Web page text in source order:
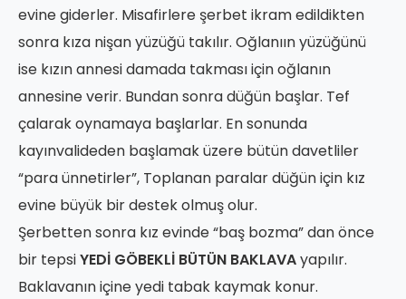
evine giderler. Misafirlere şerbet ikram edildikten
sonra kıza nişan yüzüğü takılır. Oğlanıın yüzüğünü
ise kızın annesi damada takması için oğlanın
annesine verir. Bundan sonra düğün başlar. Tef
çalarak oynamaya başlarlar. En sonunda
kayınvalideden başlamak üzere bütün davetliler
“para ünnetirler”, Toplanan paralar düğün için kız
evine büyük bir destek olmuş olur.
Şerbetten sonra kız evinde “baş bozma” dan önce
bir tepsiYEDİ GÖBEKLİ BÜTÜN BAKLAVAyapılır.
Baklavanın içine yedi tabak kaymak konur.